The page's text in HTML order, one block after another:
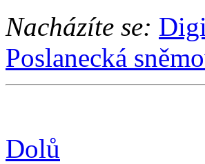
Nacházíte se:
Poslanecká
Dolů